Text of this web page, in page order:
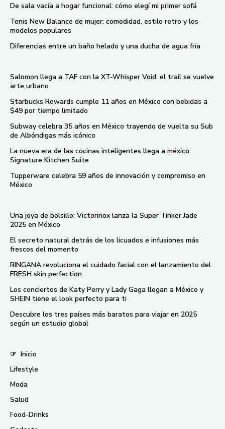
De sala vacía a hogar funcional: cómo elegí mi primer sofá
Tenis New Balance de mujer: comodidad, estilo retro y los
modelos populares
Diferencias entre un baño helado y una ducha de agua fría
Salomon llega a TAF con la XT-Whisper Void: el trail se vuelve
arte urbano
Starbucks Rewards cumple 11 años en México con bebidas a
$49 por tiempo limitado
Subway celebra 35 años en México trayendo de vuelta su Sub
de Albóndigas más icónico
La nueva era de las cocinas inteligentes llega a méxico:
Signature Kitchen Suite
Tupperware celebra 59 años de innovación y compromiso en
México
Una joya de bolsillo: Victorinox lanza la Super Tinker Jade
2025 en México
El secreto natural detrás de los licuados e infusiones más
frescos del momento
RINGANA revoluciona el cuidado facial con el lanzamiento del
FRESH skin perfection
Los conciertos de Katy Perry y Lady Gaga llegan a México y
SHEIN tiene el look perfecto para ti
Descubre los tres países más baratos para viajar en 2025
según un estudio global
☞ Inicio
Lifestyle
Moda
Salud
Food-Drinks